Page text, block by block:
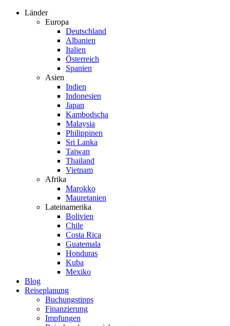
Zum
Länder
Europa
Deutschland
Albanien
Italien
Österreich
Spanien
Asien
Indien
Indonesien
Japan
Kambodscha
Malaysia
Philippinen
Sri Lanka
Taiwan
Thailand
Vietnam
Afrika
Marokko
Mauretanien
Lateinamerika
Bolivien
Chile
Costa Rica
Guatemala
Honduras
Kuba
Mexiko
Blog
Reiseplanung
Buchungstipps
Finanzierung
Impfungen